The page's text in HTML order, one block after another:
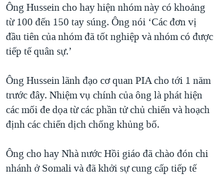
Ông Hussein cho hay hiện nhóm này có khoảng
từ 100 đến 150 tay súng. Ông nói ‘Các đơn vị
đầu tiên của nhóm đã tốt nghiệp và nhóm có được
tiếp tế quân sự.’
Ông Hussein lãnh đạo cơ quan PIA cho tới 1 năm
trước đây. Nhiệm vụ chính của ông là phát hiện
các mối đe dọa từ các phần tử chủ chiến và hoạch
định các chiến dịch chống khủng bố.
Ông cho hay Nhà nước Hồi giáo đã chào đón chi
nhánh ở Somali và đã khởi sự cung cấp tiếp tế